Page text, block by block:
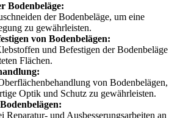
Bodenbeläge:
der Bodenbeläge, um eine
zu gewährleisten.
von Bodenbelägen:
und Befestigen der Bodenbeläge
Flächen.
von Bodenbelägen,
Optik und Schutz zu gewährleisten.
Reparatur- und Ausbesserungsarbeiten an